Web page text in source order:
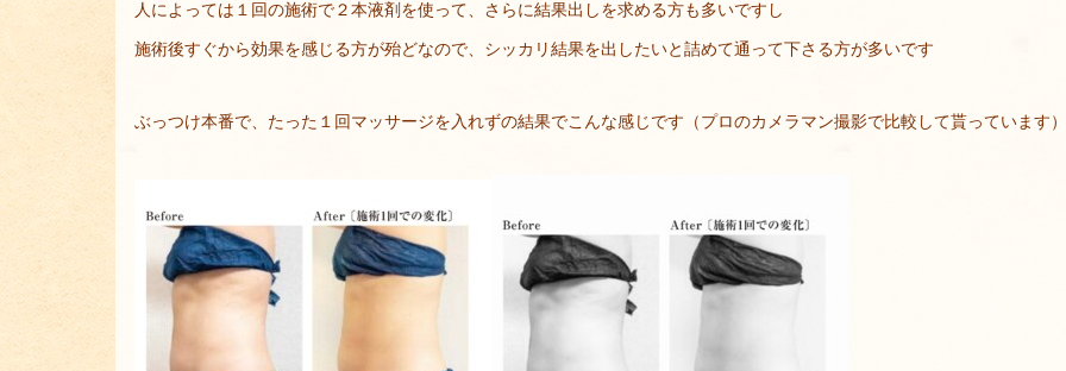
人によっては１回の施術で２本液剤を使って、さらに結果出しを求める方も多いですし
施術後すぐから効果を感じる方が殆どなので、シッカリ結果を出したいと詰めて通って下さる方が多いです
ぶっつけ本番で、たった１回マッサージを入れずの結果でこんな感じです（プロのカメラマン撮影で比較して貰っています）